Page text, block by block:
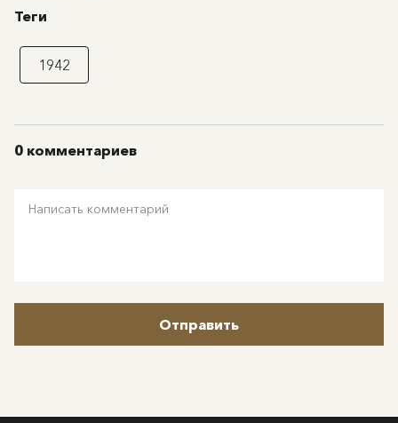
0 комментариев
Отправить
Теги
1942